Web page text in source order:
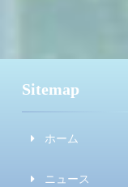
Sitemap
ホーム
ニュース